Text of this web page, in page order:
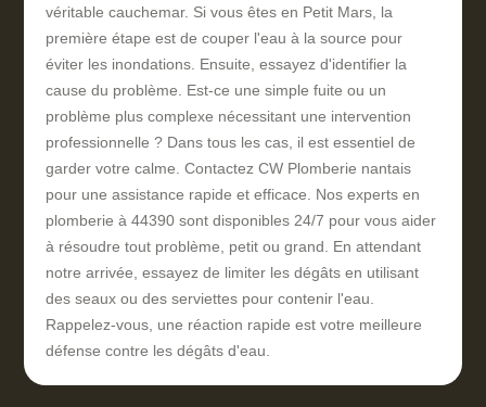
véritable cauchemar. Si vous êtes en Petit Mars, la
première étape est de couper l'eau à la source pour
éviter les inondations. Ensuite, essayez d'identifier la
cause du problème. Est-ce une simple fuite ou un
problème plus complexe nécessitant une intervention
professionnelle ? Dans tous les cas, il est essentiel de
garder votre calme. Contactez CW Plomberie nantais
pour une assistance rapide et efficace. Nos experts en
plomberie à 44390 sont disponibles 24/7 pour vous aider
à résoudre tout problème, petit ou grand. En attendant
notre arrivée, essayez de limiter les dégâts en utilisant
des seaux ou des serviettes pour contenir l'eau.
Rappelez-vous, une réaction rapide est votre meilleure
défense contre les dégâts d'eau.